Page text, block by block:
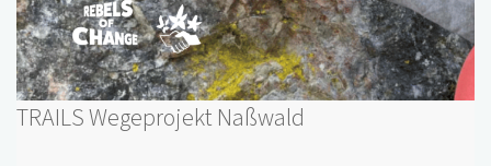
TRAILS Wegeprojekt Naßwald